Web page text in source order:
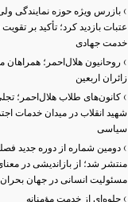
› بازرس ویژه حوزه نمایندگی
عتبات بازدید کرد؛ تأکید بر
خدمت جهادی
› روحانیون هلال‌احمر؛
زائران اربعین
› کانون‌های طلاب هلال‌احمر؛
شهید انقلاب در میدان خدمات
سیاسی
› دومین شماره از دوره جدید
منتشر شد؛ از بازاندیشی در
مسئولیت انسانی در جهان
جلوه‌ای از خدمت مؤمنانه